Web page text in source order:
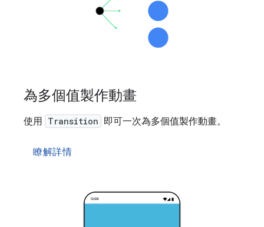
為多個值製作動畫
使用 Transition 即可一次為多個值製作動畫。
瞭解詳情